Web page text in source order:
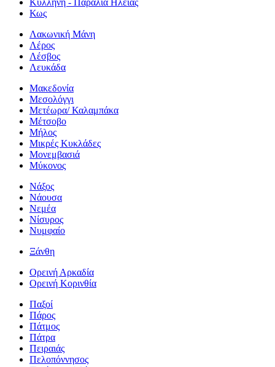
Κως
Λακωνική Μάνη
Λέρος
Λέσβος
Λευκάδα
Μακεδονία
Μεσολόγγι
Μετέωρα/ Καλαμπάκα
Μέτσοβο
Μήλος
Μικρές Κυκλάδες
Μονεμβασιά
Μύκονος
Νάξος
Νάουσα
Νεμέα
Νίσυρος
Νυμφαίο
Ξάνθη
Ορεινή Αρκαδία
Ορεινή Κορινθία
Παξοί
Πάρος
Πάτμος
Πάτρα
Πειραιάς
Πελοπόννησος